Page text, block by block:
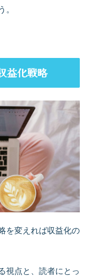
。
益化戦略
を変えれば収益化の
視点と、読者にとっ